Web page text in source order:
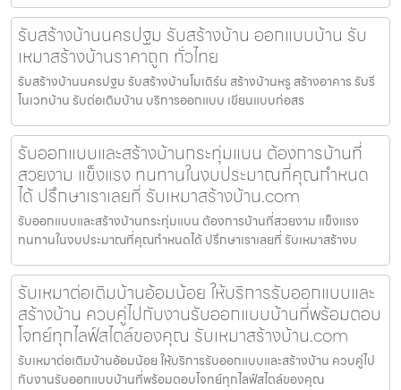
รับสร้างบ้านนครปฐม รับสร้างบ้าน ออกแบบบ้าน รับ
เหมาสร้างบ้านราคาถูก ทั่วไทย
รับสร้างบ้านนครปฐม รับสร้างบ้านโมเดิร์น สร้างบ้านหรู สร้างอาคาร รับรี
โนเวทบ้าน รับต่อเติมบ้าน บริการออกแบบ เขียนแบบก่อสร
รับออกแบบและสร้างบ้านกระทุ่มแบน ต้องการบ้านที่
สวยงาม แข็งแรง ทนทานในงบประมาณที่คุณกำหนด
ได้ ปรึกษาเราเลยที่ รับเหมาสร้างบ้าน.com
รับออกแบบและสร้างบ้านกระทุ่มแบน ต้องการบ้านที่สวยงาม แข็งแรง
ทนทานในงบประมาณที่คุณกำหนดได้ ปรึกษาเราเลยที่ รับเหมาสร้างบ
รับเหมาต่อเติมบ้านอ้อมน้อย ให้บริการรับออกแบบและ
สร้างบ้าน ควบคู่ไปกับงานรับออกแบบบ้านที่พร้อมตอบ
โจทย์ทุกไลฟ์สไตล์ของคุณ รับเหมาสร้างบ้าน.com
รับเหมาต่อเติมบ้านอ้อมน้อย ให้บริการรับออกแบบและสร้างบ้าน ควบคู่ไป
กับงานรับออกแบบบ้านที่พร้อมตอบโจทย์ทุกไลฟ์สไตล์ของคุณ